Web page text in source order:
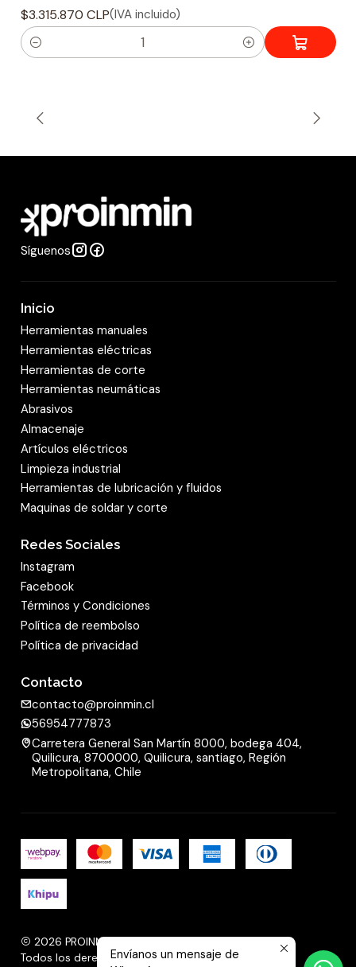
$3.315.870 CLP(IVA incluido)
C
d
Síguenos
Inicio
Herramientas manuales
Herramientas eléctricas
Herramientas de corte
Herramientas neumáticas
Abrasivos
Almacenaje
Artículos eléctricos
Limpieza industrial
Herramientas de lubricación y fluidos
Maquinas de soldar y corte
Redes Sociales
Instagram
Facebook
Términos y Condiciones
Política de reembolso
Política de privacidad
Contacto
contacto@proinmin.cl
56954777873
Carretera General San Martín 8000, bodega 404,
Quilicura, 8700000, Quilicura, santiago, Región
Metropolitana, Chile
2026 PROINMIN.
Todos los derechos reservados.Desarrollado por
Envíanos un mensaje de